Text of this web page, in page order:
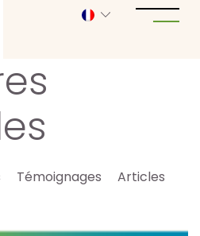
Témoignages
Articles